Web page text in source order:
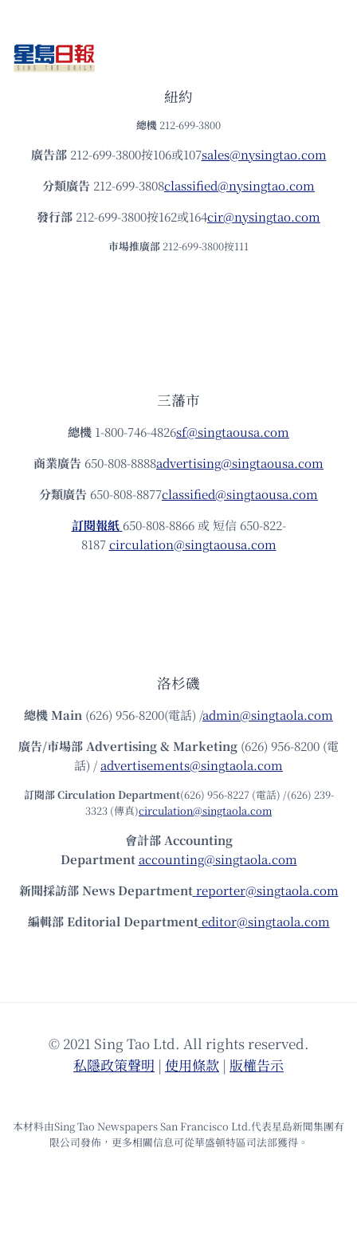
紐約
總機 212-699-3800
廣告部212-699-3800按106或107sales@nysingtao.com
分類廣告 212-699-3808classified@nysingtao.com
發⾏部 212-699-3800按162或164cir@nysingtao.com
市場推廣部 212-699-3800按111
三藩市
總機 1-800-746-4826sf@singtaousa.com
商業廣告 650-808-8888advertising@singtaousa.com
分類廣告 650-808-8877classified@singtaousa.com
訂閱報紙 650-808-8866 或 短信 650-822-
8187circulation@singtaousa.com
洛杉磯
總機Main (626) 956-8200(電話) /admin@singtaola.com
廣告/市場部Advertising & Marketing (626) 956-8200 (電
話) /advertisements@singtaola.com
訂閱部 Circulation Department(626) 956-8227 (電話) /(626) 239-
3323 (傳真)circulation@singtaola.com
會計部 Accounting
Department accounting@singtaola.com
新聞採訪部 News Department reporter@singtaola.com
編輯部 Editorial Department editor@singtaola.com
© 2021 Sing Tao Ltd. All rights reserved.
私隱政策聲明 | 使⽤條款 | 版權告⽰
本材料由Sing Tao Newspapers San Francisco Ltd.代表星島新聞集團有
限公司發佈，更多相關信息可從華盛頓特區司法部獲得。